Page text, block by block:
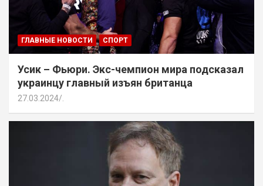
ГЛАВНЫЕ НОВОСТИ СПОРТ
Усик – Фьюри. Экс-чемпион мира подсказал
украинцу главный изъян британца
27.03.2024 .